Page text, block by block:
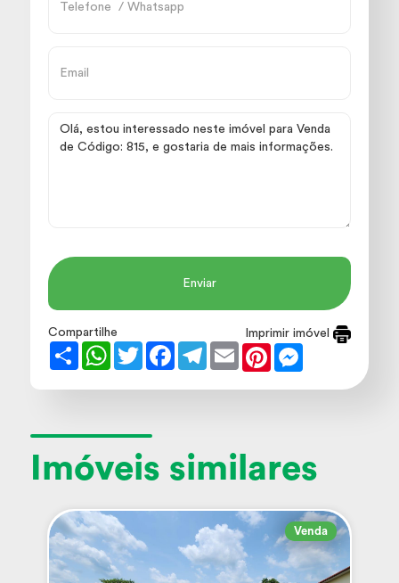
Enviar
Imprimir imóvel
Compartilhe
Share
WhatsApp
TwitterFacebookTelegram
Email PinterestMessenger
Imóveis similares
Venda